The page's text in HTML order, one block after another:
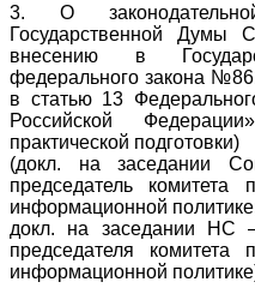
3. О
Государственной Думы
внесению в
федерального закона
в статью 13
Российской
практической подготовки)
(докл. на заседании
председатель комитета
информационной
докл. на заседании НС
председателя комитета
информационной